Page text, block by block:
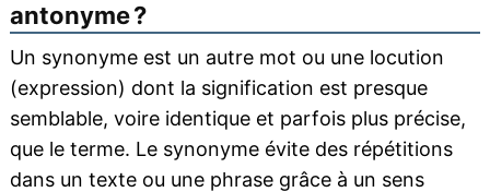
antonyme ?
Un synonyme est un autre mot ou une locution
(expression) dont la signification est presque
semblable, voire identique et parfois plus précise,
que le terme. Le synonyme évite des répétitions
dans un texte ou une phrase grâce à un sens